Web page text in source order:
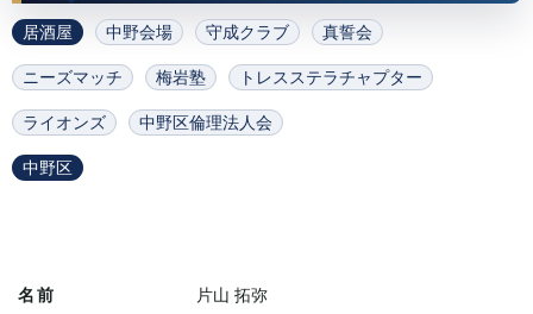
居酒屋 中野会場 守成クラブ 真誓会
ニーズマッチ 梅岩塾 トレスステラチャプター
ライオンズ 中野区倫理法人会
中野区
名前 片山 拓弥